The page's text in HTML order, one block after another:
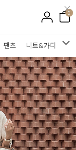
0
팬츠 니트&가디건